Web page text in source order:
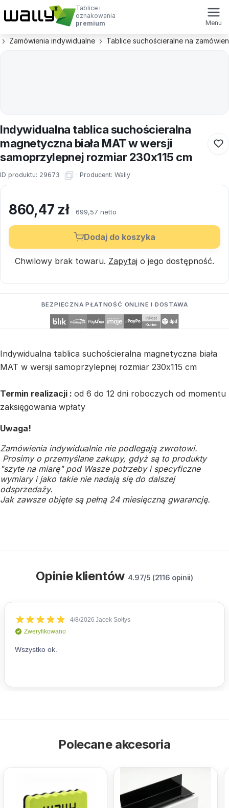
Tablice i
oznakowania
premium
Menu
Zamówienia indywidualne Tablice suchościeralne na
Indywidualna tablica suchościeralna
magnetyczna biała MAT w wersji
samoprzylepnej rozmiar 230x115 cm
ID produktu: 29673 · Producent: Wally
860,47 zł 699,57 netto
Dodaj do koszyka
Chwilowy brak towaru. Zapytaj o jego dostępność.
BEZPIECZNA PŁATNOŚĆ ONLINE I DOSTAWA
Indywidualna tablica suchościeralna magnetyczna biała
MAT w wersji samoprzylepnej rozmiar 230x115 cm
Termin realizacji : od 6 do 12 dni roboczych od momentu
zaksięgowania wpłaty
Uwaga!
Zamówienia indywidualnie nie podlegają zwrotowi.
Prosimy o przemyślane zakupy, gdyż są to produkty
"szyte na miarę" pod Wasze potrzeby i specyficzne
wymiary i jako takie nie nadają się do dalszej
odsprzedaży.
Jak zawsze objęte są pełną 24 miesięczną gwarancję.
Opinie klientów 4.97/5 (2116 opinii)
Polecane akcesoria